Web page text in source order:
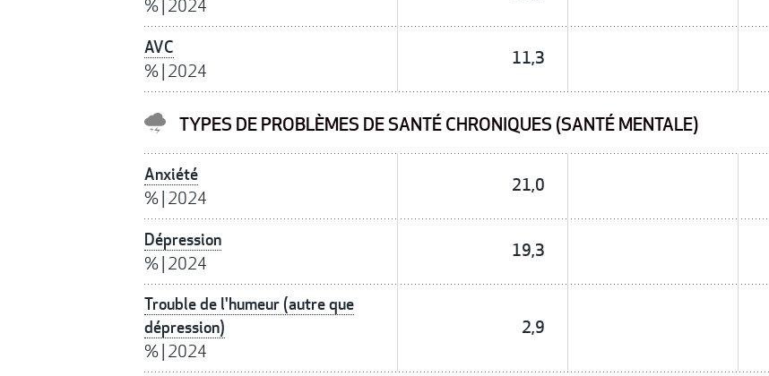
%| 2024
AVC
%| 2024
11,3
TYPES DE PROBLÈMES DE SANTÉ CHRONIQUES (SANTÉ MENTALE)
Anxiété
%| 2024
21,0
Dépression
%| 2024
19,3
Trouble de l'humeur (autre que
dépression)
%| 2024
2,9